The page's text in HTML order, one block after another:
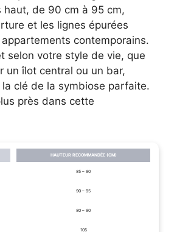
haut, de 90 cm à 95 cm,
et les lignes épurées
contemporains.
selon votre style de vie, que
un îlot central ou un bar,
la clé de la symbiose parfaite.
près dans cette
HAUTEUR RECOMMANDÉE (CM)
85 – 90
90 – 95
80 – 90
105